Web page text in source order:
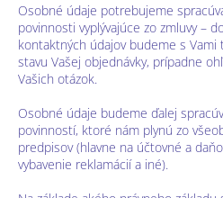
Osobné údaje potrebujeme
povinnosti vyplývajúce zo zmluvy –
kontaktných údajov budeme s
stavu Vašej objednávky, prípadne
Vašich otázok.
Osobné údaje budeme ďalej
povinností, ktoré nám plynú zo
predpisov (hlavne na účtovné a
vybavenie reklamácií a iné).